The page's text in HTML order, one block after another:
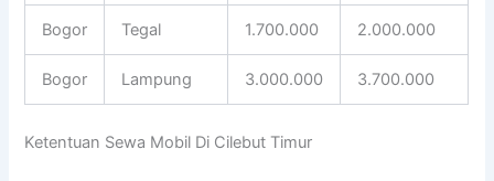
Bogor Tegal 1.700.000 2.000.000
Bogor Lampung 3.000.000 3.700.000
Ketentuan Sewa Mobil Di Cilebut Timur